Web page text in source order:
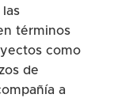
términos
como
de
a